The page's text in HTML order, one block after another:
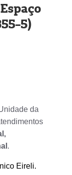
5)
da
.
Eireli.